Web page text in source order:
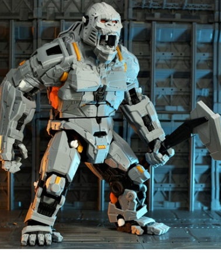
Business
Interviews
Rankings
Videos